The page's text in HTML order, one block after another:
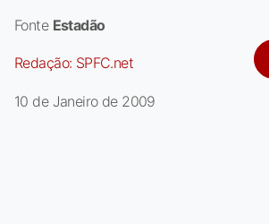
Fonte Estadão
Redação: SPFC.net
10 de Janeiro de 2009